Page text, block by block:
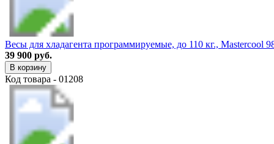
Весы для хладагента программируемые, до 110 кг., Mastercool
39 900 руб.
В корзину
Код товара - 01208